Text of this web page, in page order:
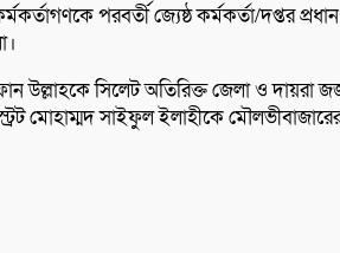
পরবর্তী জ্যেষ্ঠ কর্মকর্তা/দপ্তর
উল্লাহকে সিলেট অতিরিক্ত জেলা ও দায়রা
মোহাম্মদ সাইফুল ইলাহীকে